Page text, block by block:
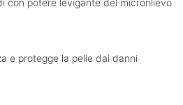
con potere levigante del microrilievo
e protegge la pelle dai danni